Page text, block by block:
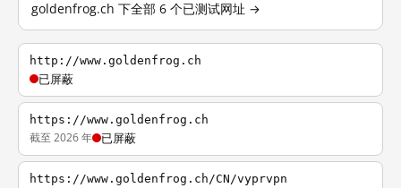
goldenfrog.ch 下全部 6 个已测试网址 →
http://www.goldenfrog.ch
已屏蔽
https://www.goldenfrog.ch
截至 2026 年 已屏蔽
https://www.goldenfrog.ch/CN/vyprvpn